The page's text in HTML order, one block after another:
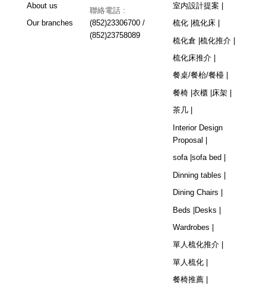
About us
Our branches
聯絡電話 :
(852)23306700 /
(852)23758089
室内設計提案 |
梳化 | 梳化床 |
梳化倉 |梳化推介 |
梳化床推介 |
餐桌/餐枱/餐檯 |
餐椅 | 衣櫃 | 床架 |
茶几 |
Interior Design
Proposal |
sofa | sofa bed |
Dinning tables |
Dining Chairs |
Beds |Desks |
Wardrobes |
單人梳化推介 |
單人梳化 |
餐椅推薦 |